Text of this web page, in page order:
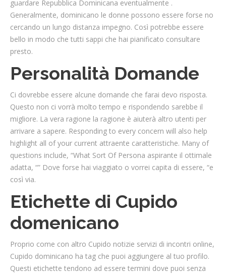
guardare Repubblica Dominicana eventualmente .
Generalmente, dominicano le donne possono essere forse no
cercando un lungo distanza impegno. Così potrebbe essere
bello in modo che tutti sappi che hai pianificato consultare
presto.
Personalità Domande
Ci dovrebbe essere alcune domande che farai devo risposta.
Questo non ci vorrà molto tempo e rispondendo sarebbe il
migliore. La vera ragione la ragione è aiuterà altro utenti per
arrivare a sapere. Responding to every concern will also help
highlight all of your current attraente caratteristiche. Many of
questions include, “What Sort Of Persona aspirante il ottimale
adatta, “” Dove forse hai viaggiato o vorrei capita di essere, “e
così via.
Etichette di Cupido
domenicano
Proprio come con altro Cupido notizie servizi di incontri online,
Cupido dominicano ha tag che puoi aggiungere al tuo profilo.
Questi etichette tendono ad essere termini dove puoi senza